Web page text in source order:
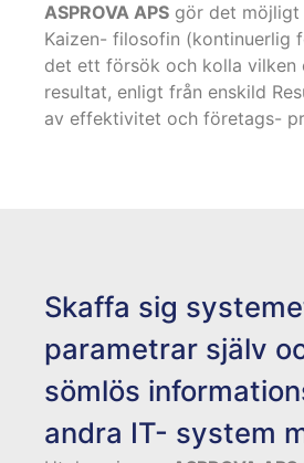
ASPROVA APS gör det möjligt
Kaizen- filosofin (kontinuerlig
det ett försök och kolla vilken
resultat, enligt från enskild
av effektivitet och företags-
Skaffa sig
parametrar själv
sömlös
andra IT- system